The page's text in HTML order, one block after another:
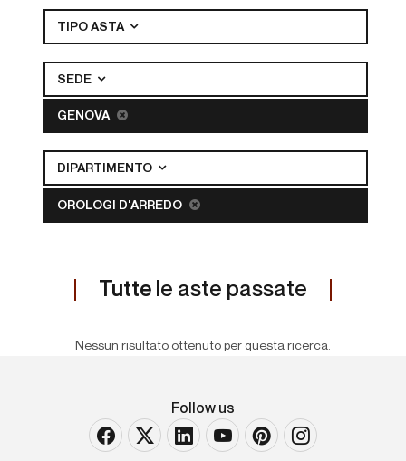
TIPO ASTA
SEDE
GENOVA
DIPARTIMENTO
OROLOGI D'ARREDO
Tutte le aste passate
Nessun risultato ottenuto per questa ricerca.
Follow us